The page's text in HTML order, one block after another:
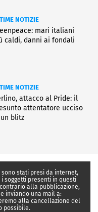
NOTIZIE
mari italiani
caldi, danni ai fondali
NOTIZIE
attacco al Pride: il
attentatore ucciso
blitz
stati presi da internet,
soggetti presenti in questi
alla pubblicazione,
inviando una mail a:
alla cancellazione del
possibile.